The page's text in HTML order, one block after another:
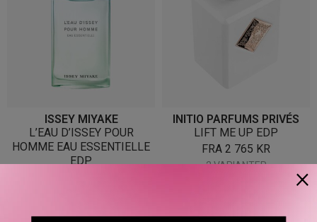
ISSEY MIYAKE
L’EAU D’ISSEY POUR
HOMME EAU ESSENTIELLE
EDP
INITIO PARFUMS PRIVÉS
LIFT ME UP EDP
FRA 2 765 KR
2 VARIANTER ×